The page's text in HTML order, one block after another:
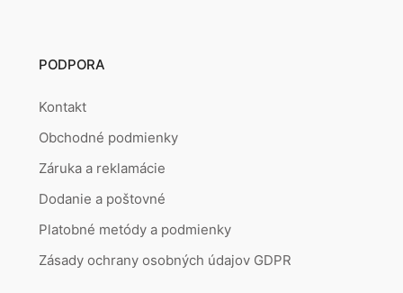
PODPORA
Kontakt
Obchodné podmienky
Záruka a reklamácie
Dodanie a poštovné
Platobné metódy a podmienky
Zásady ochrany osobných údajov GDPR